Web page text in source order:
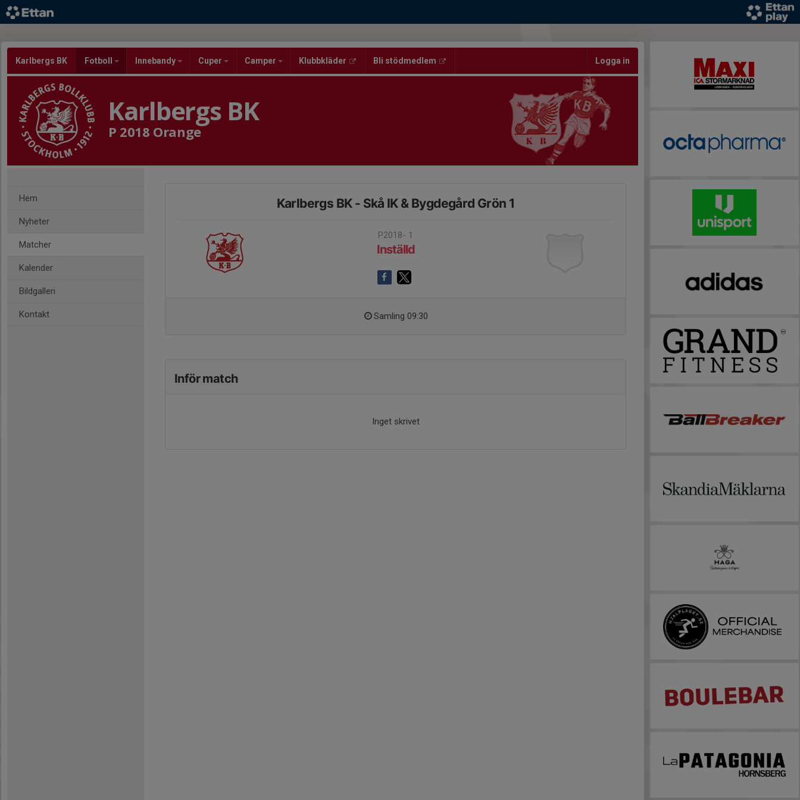
Karlbergs BK Fotboll Innebandy Cuper Camper Klubbkläder Bli stödmedlem Logga in
Karlbergs BK
P 2018 Orange
Hem
Nyheter
Matcher
Kalender
Bildgalleri
Kontakt
Karlbergs BK - Skå IK & Bygdegård Grön 1
P2018- 1
Inställd
Samling 09:30
Inför match
Inget skrivet